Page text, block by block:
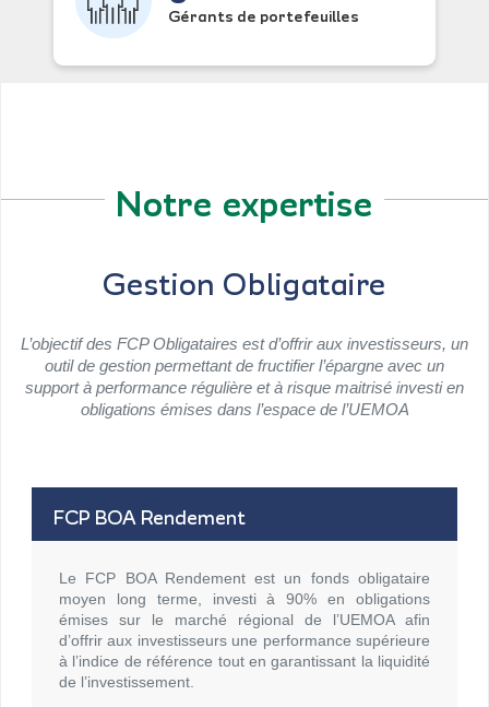
Gérants de portefeuilles
Notre expertise
Gestion Obligataire
L’objectif des FCP Obligataires est d’offrir aux investisseurs, un
outil de gestion permettant de fructifier l’épargne avec un
support à performance régulière et à risque maitrisé investi en
obligations émises dans l’espace de l’UEMOA
FCP BOA Rendement
Le FCP BOA Rendement est un fonds obligataire
moyen long terme, investi à 90% en obligations
émises sur le marché régional de l’UEMOA afin
d’offrir aux investisseurs une performance supérieure
à l’indice de référence tout en garantissant la liquidité
de l’investissement.